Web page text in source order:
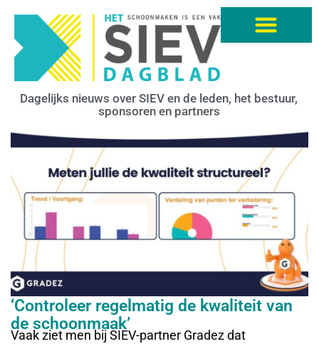
Dagelijks nieuws over SIEV en de leden, het bestuur,
sponsoren en partners
‘Controleer regelmatig de kwaliteit van
de schoonmaak’
Vaak ziet men bij SIEV-partner Gradez dat